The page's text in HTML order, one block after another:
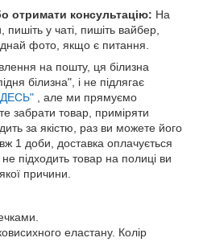
отримати консультацію: На
у чаті, пишіть вайбер,
фото, якщо є питання.
на пошту, ця білизна
білизна", і не підлягає
, але ми прямуємо
забрати товар, приміряти
за якістю, раз ви можете його
1 доби, доставка оплачується
підходить товар на полиці ви
причини.
еластану. Колір